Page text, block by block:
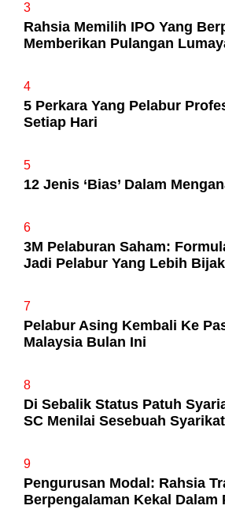
3
Rahsia Memilih IPO Yang
Memberikan Pulangan
4
5 Perkara Yang Pelabur
Setiap Hari
5
12 Jenis ‘Bias’ Dalam
6
3M Pelaburan Saham:
Jadi Pelabur Yang Lebih Bijak
7
Pelabur Asing Kembali Ke
Malaysia Bulan Ini
8
Di Sebalik Status Patuh
SC Menilai Sesebuah
9
Pengurusan Modal: Rahsia
Berpengalaman Kekal Dalam